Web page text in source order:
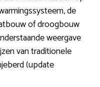
de
of droogbouw
weergave
van traditionele
(update